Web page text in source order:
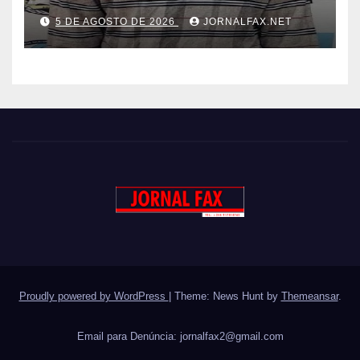
CUNHADA MENOR DE IDADE
5 DE AGOSTO DE 2026 JORNALFAX.NET
Proudly powered by WordPress Theme: News Hunt by Themeansar.
Email para Denúncia: jornalfax2@gmail.com